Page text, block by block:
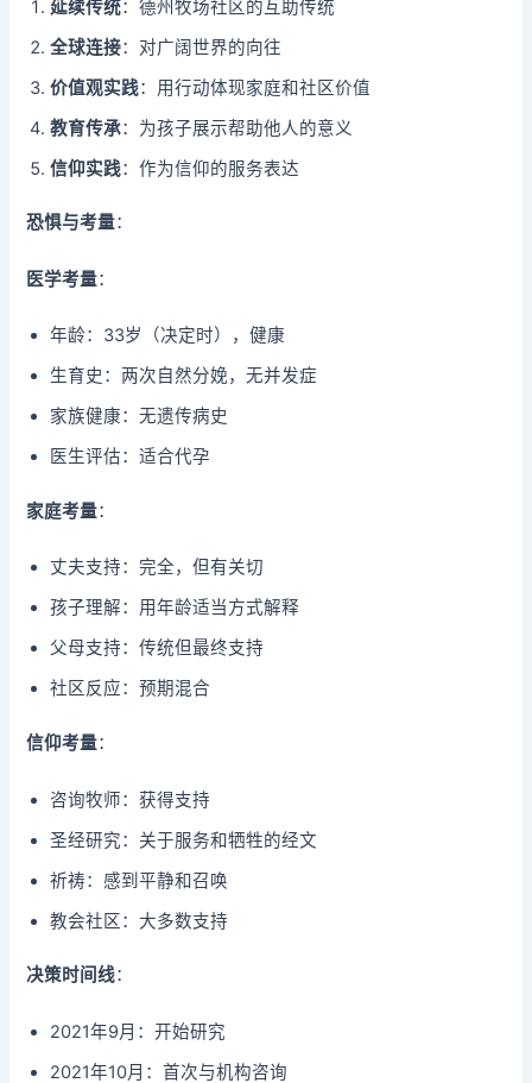
延续传统：德州牧场社区的互助传统
全球连接：对广阔世界的向往
价值观实践：用行动体现家庭和社区价值
教育传承：为孩子展示帮助他人的意义
信仰实践：作为信仰的服务表达
恐惧与考量：
医学考量：
年龄：33岁（决定时），健康
生育史：两次自然分娩，无并发症
家族健康：无遗传病史
医生评估：适合代孕
家庭考量：
丈夫支持：完全，但有关切
孩子理解：用年龄适当方式解释
父母支持：传统但最终支持
社区反应：预期混合
信仰考量：
咨询牧师：获得支持
圣经研究：关于服务和牺牲的经文
祈祷：感到平静和召唤
教会社区：大多数支持
决策时间线：
2021年9月：开始研究
2021年10月：首次与机构咨询